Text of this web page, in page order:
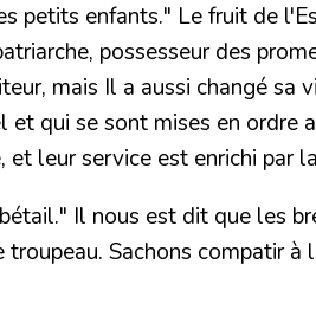
petits enfants." Le fruit de
possesseur des
mais Il a aussi changé sa
qui se sont mises en
leur service est enrichi par
Il nous est dit que les
Sachons compatir